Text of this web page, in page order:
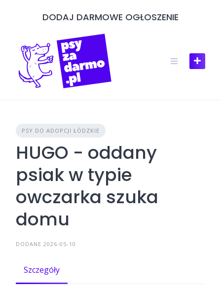
DODAJ DARMOWE OGŁOSZENIE
PSY DO ADOPCJI ŁÓDZKIE
HUGO - oddany
psiak w typie
owczarka szuka
domu
DODANE 2026-05-10
Szczegóły